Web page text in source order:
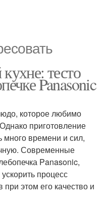
тесто
Panasonic
которое любимо
приготовление
много времени и сил,
Современные
Panasonic,
процесс
при этом его качество и